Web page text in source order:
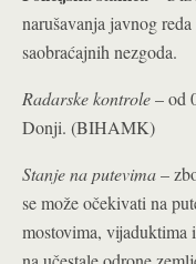
narušavanja javnog
saobraćajnih nezgoda.
Radarske kontrole– od
Donji. (BIHAMK)
Stanje na putevima–
se može očekivati na
mostovima, vijaduktima